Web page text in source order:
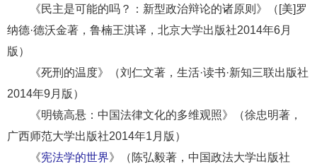
《民主是可能的吗？：新型政治辩论的诸原则》（[美]罗
纳德·德沃金著，鲁楠王淇译，北京大学出版社2014年6月
版）
《死刑的温度》（刘仁文著，生活·读书·新知三联出版社
2014年9月版）
《明镜高悬：中国法律文化的多维观照》（徐忠明著，
广西师范大学出版社2014年1月版）
《宪法学的世界》（陈弘毅著，中国政法大学出版社